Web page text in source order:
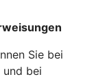
Sie bei
und bei